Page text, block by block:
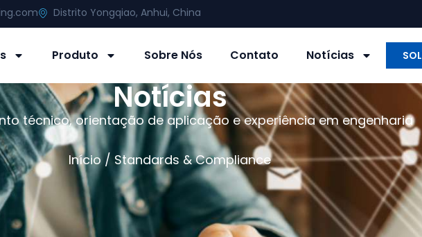
Distrito Yongqiao, Anhui, China
Produto Sobre Nós Contato Notícias
Notícias
técnico, orientação de aplicação e experiência em engenharia
Início/ Standards & Compliance